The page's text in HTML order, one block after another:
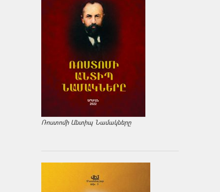
Ռոստոմի Անտիպ Նամակները